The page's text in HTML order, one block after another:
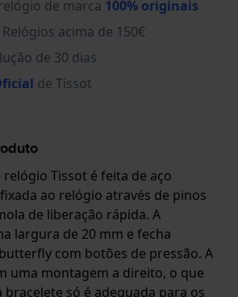
de marca 100% originais
acima de 150€
de 30 dias
de Tissot
relógio Tissot é feita de aço
ao relógio através de pinos
de liberação rápida. A
largura de 20 mm e fecha
com botões de pressão. A
uma montagem a direito, o que
bracelete só é adequada para os